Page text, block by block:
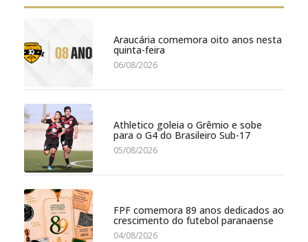
Araucária comemora oito anos nesta
quinta-feira
06/08/2026
Athletico goleia o Grêmio e sobe
para o G4 do Brasileiro Sub-17
05/08/2026
FPF comemora 89 anos dedicados ao
crescimento do futebol paranaense
04/08/2026